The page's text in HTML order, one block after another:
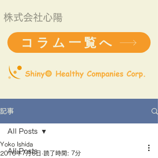
株式会社心陽
コラム一覧へ
記事
All Posts
All Posts
Yoko Ishida
2016年7月6日 読了時間: 7分